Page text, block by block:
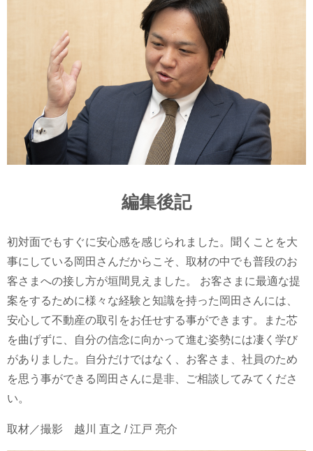
編集後記
初対面でもすぐに安心感を感じられました。聞くことを大
事にしている岡田さんだからこそ、取材の中でも普段のお
客さまへの接し方が垣間見えました。 お客さまに最適な提
案をするために様々な経験と知識を持った岡田さんには、
安心して不動産の取引をお任せする事ができます。また芯
を曲げずに、自分の信念に向かって進む姿勢には凄く学び
がありました。自分だけではなく、お客さま、社員のため
を思う事ができる岡田さんに是非、ご相談してみてくださ
い。
取材／撮影 越川 直之 / 江戸 亮介